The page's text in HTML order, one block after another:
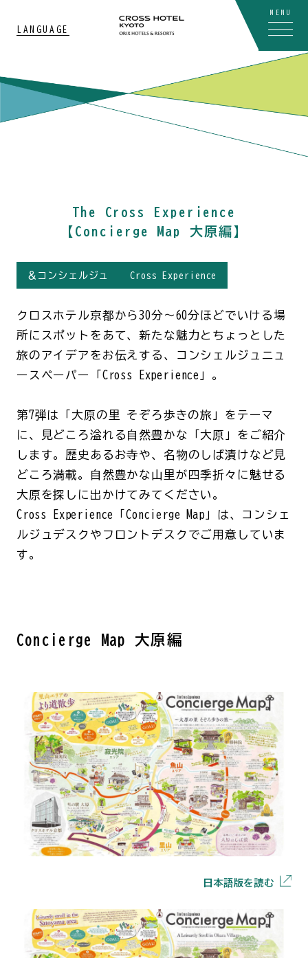
LANGUAGE
MENU
The Cross Experience
【Concierge Map 大原編】
＆コンシェルジュ Cross Experience
クロスホテル京都から30分～60分ほどでいける場
所にスポットをあて、新たな魅力とちょっとした
旅のアイデアをお伝えする、コンシェルジュニュ
ースペーパー「Cross Experience」。
第7弾は「大原の里 そぞろ歩きの旅」をテーマ
に、見どころ溢れる自然豊かな「大原」をご紹介
します。歴史あるお寺や、名物のしば漬けなど見
どころ満載。自然豊かな山里が四季折々に魅せる
大原を探しに出かけてみてください。
Cross Experience「Concierge Map」は、コンシェ
ルジュデスクやフロントデスクでご用意していま
す。
Concierge Map 大原編
日本語版を読む